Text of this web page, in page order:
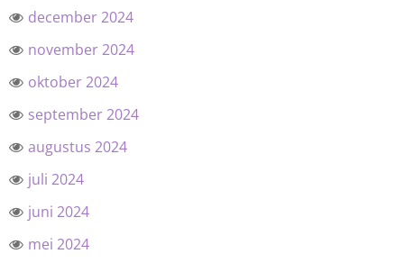
december 2024
november 2024
oktober 2024
september 2024
augustus 2024
juli 2024
juni 2024
mei 2024